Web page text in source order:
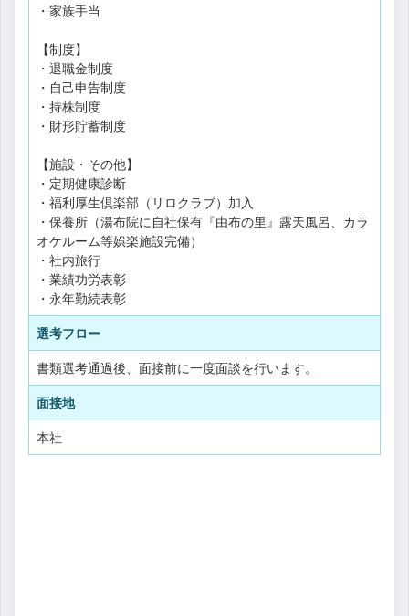
・家族手当
【制度】
・退職金制度
・自己申告制度
・持株制度
・財形貯蓄制度
【施設・その他】
・定期健康診断
・福利厚生倶楽部（リロクラブ）加入
・保養所（湯布院に自社保有『由布の里』露天風呂、カラ
オケルーム等娯楽施設完備）
・社内旅行
・業績功労表彰
・永年勤続表彰
選考フロー
書類選考通過後、面接前に一度面談を行います。
面接地
本社